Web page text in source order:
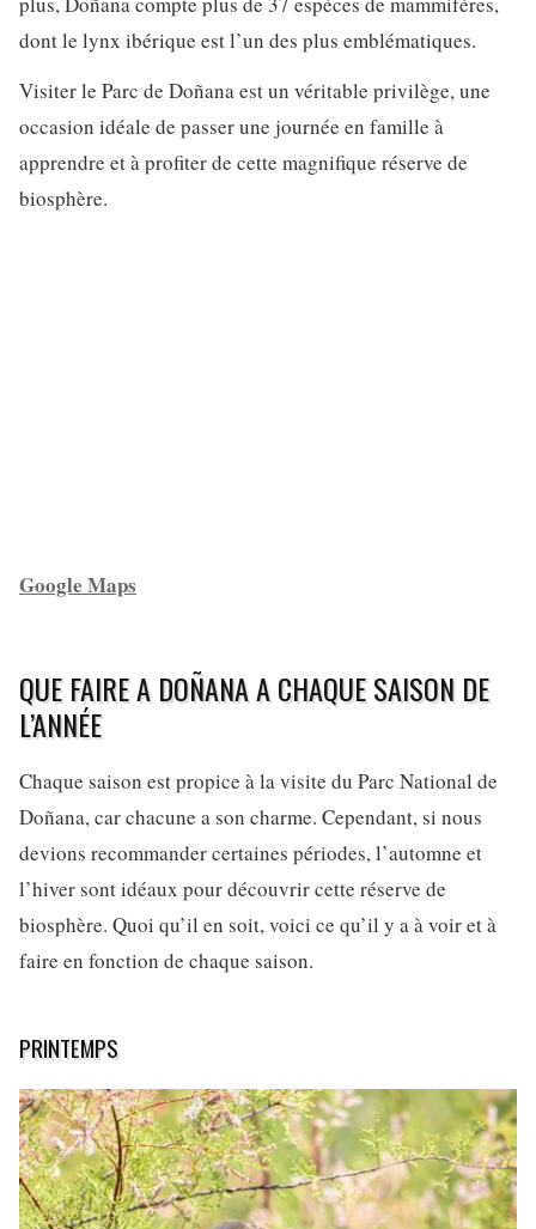
dont le lynx ibérique est l’un des plus emblématiques.
Visiter le Parc de Doñana est un véritable privilège, une
occasion idéale de passer une journée en famille à
apprendre et à profiter de cette magnifique réserve de
biosphère.
Google Maps
QUE FAIRE A DOÑANA A CHAQUE SAISON DE
L’ANNÉE
Chaque saison est propice à la visite du Parc National de
Doñana, car chacune a son charme. Cependant, si nous
devions recommander certaines périodes, l’automne et
l’hiver sont idéaux pour découvrir cette réserve de
biosphère. Quoi qu’il en soit, voici ce qu’il y a à voir et à
faire en fonction de chaque saison.
PRINTEMPS